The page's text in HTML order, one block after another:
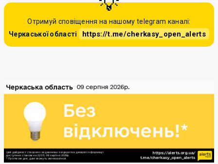
Отримуй сповіщення на нашому telegram каналі:
Черкаської області
https://t.me/cherkasy_open_alerts